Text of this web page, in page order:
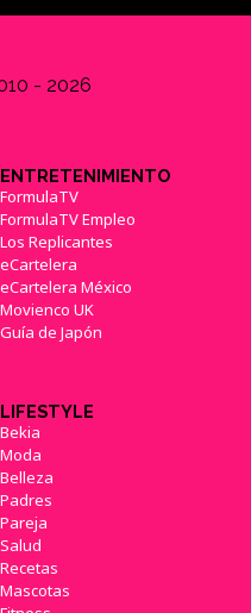
- 2026
ENTRETENIMIENTO
FormulaTV
FormulaTV Empleo
Los Replicantes
eCartelera
eCartelera México
Movienco UK
Guía de Japón
LIFESTYLE
Bekia
Moda
Belleza
Padres
Pareja
Salud
Recetas
Mascotas